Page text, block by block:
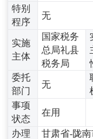
特别
程序
无
实施
主体
国家税务
总局礼县
税务局
委托
部门
无
事项
状态
在用
办理
甘肃省-陇